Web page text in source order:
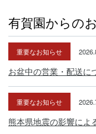
有賀園からの
重要なお知らせ
お盆中の営業・配送に
重要なお知らせ
熊本県地震の影響によ